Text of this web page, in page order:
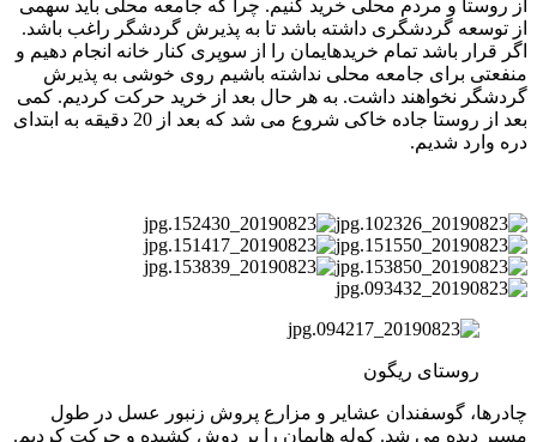
از روستا و مردم محلی خرید کنیم. چرا که جامعه محلی باید سهمی
از توسعه گردشگری داشته باشد تا به پذیرش گردشگر راغب باشد.
اگر قرار باشد تمام خریدهایمان را از سوپری کنار خانه انجام دهیم و
منفعتی برای جامعه محلی نداشته باشیم روی خوشی به پذیرش
گردشگر نخواهند داشت. به هر حال بعد از خرید حرکت کردیم. کمی
بعد از روستا جاده خاکی شروع می شد که بعد از 20 دقیقه به ابتدای
دره وارد شدیم.
روستای ریگون
چادرها، گوسفندان عشایر و مزارع پروش زنبور عسل در طول
مسیر دیده می شد. کوله هایمان را بر دوش کشیده و حرکت کردیم.